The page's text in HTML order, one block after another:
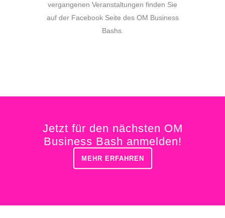
vergangenen Veranstaltungen finden Sie
auf der Facebook Seite des OM Business
Bashs.
Jetzt für den nächsten OM
Business Bash anmelden!
MEHR ERFAHREN